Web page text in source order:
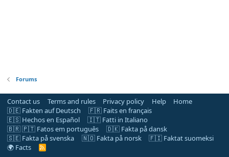
Forums
Contact us Terms and rules Privacy policy Help
Home
🇩🇪 Fakten auf Deutsch
🇫🇷 Faits en français
🇪🇸 Hechos en Español
🇮🇹 Fatti in Italiano
🇧🇷 🇵🇹 Fatos em português
🇩🇰 Fakta på dansk
🇸🇪 Fakta på svenska
🇳🇴 Fakta på norsk
🇫🇮 Faktat suomeksi
🌍 Facts
R